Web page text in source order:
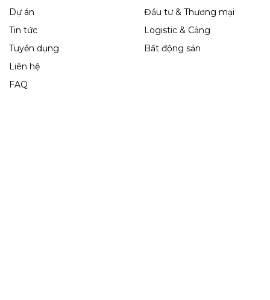
Dự án
Tin tức
Tuyển dụng
Liên hệ
FAQ
Đầu tư & Thương mại
Logistic & Cảng
Bất động sản